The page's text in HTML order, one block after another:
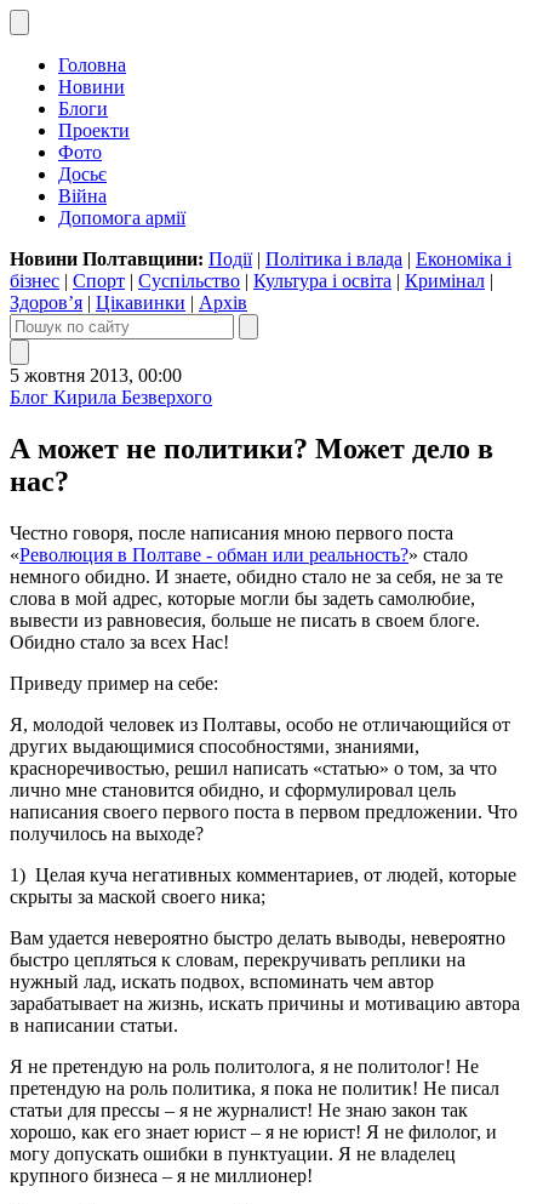
Головна
Новини
Блоги
Проекти
Фото
Досьє
Війна
Допомога армії
Новини Полтавщини: Події| Політика і влада | Економіка і
бізнес | Спорт | Суспільство | Культура і освіта | Кримінал |
Здоров’я | Цікавинки | Архів
5 жовтня 2013, 00:00
Блог Кирила Безверхого
А может не политики? Может дело в
нас?
Честно говоря, после написания мною первого поста
«Революция в Полтаве - обман или реальность?» стало
немного обидно. И знаете, обидно стало не за себя, не за те
слова в мой адрес, которые могли бы задеть самолюбие,
вывести из равновесия, больше не писать в своем блоге.
Обидно стало за всех Нас!
Приведу пример на себе:
Я, молодой человек из Полтавы, особо не отличающийся от
других выдающимися способностями, знаниями,
красноречивостью, решил написать «статью» о том, за что
лично мне становится обидно, и сформулировал цель
написания своего первого поста в первом предложении. Что
получилось на выходе?
1) Целая куча негативных комментариев, от людей, которые
скрыты за маской своего ника;
Вам удается невероятно быстро делать выводы, невероятно
быстро цепляться к словам, перекручивать реплики на
нужный лад, искать подвох, вспоминать чем автор
зарабатывает на жизнь, искать причины и мотивацию автора
в написании статьи.
Я не претендую на роль политолога, я не политолог! Не
претендую на роль политика, я пока не политик! Не писал
статьи для прессы – я не журналист! Не знаю закон так
хорошо, как его знает юрист – я не юрист! Я не филолог, и
могу допускать ошибки в пунктуации. Я не владелец
крупного бизнеса – я не миллионер!